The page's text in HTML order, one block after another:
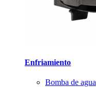
Enfriamiento
Bomba de agua